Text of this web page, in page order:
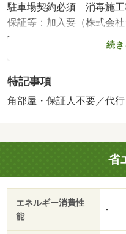
駐車場契約必須 消毒施工
保証等：加入要（株式会
料・・・１０，０００円
１％）・静岡県のお部屋
続
特記事項
角部屋・保証人不要／代
省
エネルギー消費性
能
-